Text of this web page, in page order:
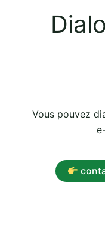
Vous pouvez